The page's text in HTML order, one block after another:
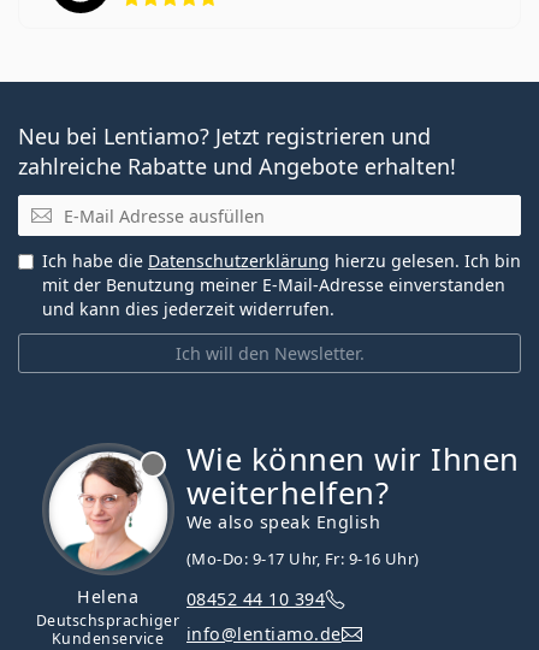
Neu bei Lentiamo? Jetzt registrieren und
zahlreiche Rabatte und Angebote erhalten!
E-Mail
Ich will den Newsletter.
Ich habe die Datenschutzerklärung hierzu gelesen. Ich bin
mit der Benutzung meiner E-Mail-Adresse einverstanden
und kann dies jederzeit widerrufen.
Helena
Deutschsprachiger
Kundenservice
Wie können wir Ihnen
weiterhelfen?
We also speak English
(Mo-Do: 9-17 Uhr, Fr: 9-16 Uhr)
08452 44 10 394
info@lentiamo.de